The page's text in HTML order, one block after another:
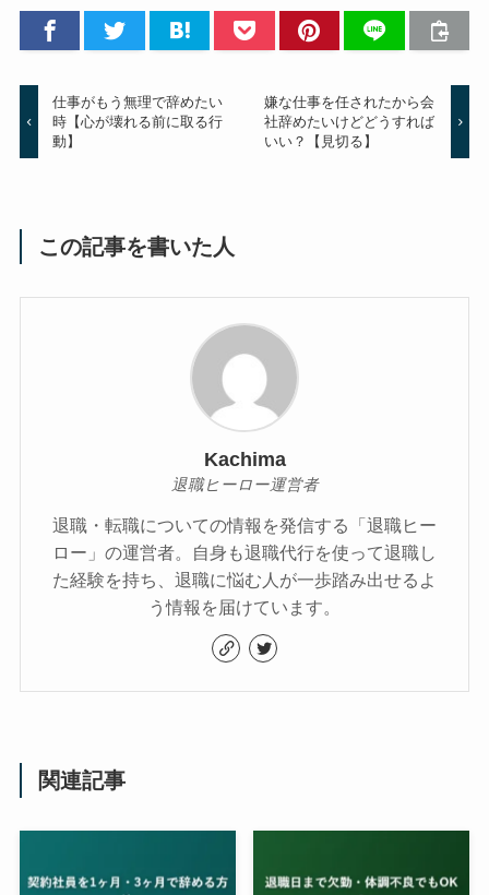
仕事がもう無理で辞めたい
時【心が壊れる前に取る行
動】
嫌な仕事を任されたから会
社辞めたいけどどうすれば
いい？【見切る】
この記事を書いた人
Kachima
退職ヒーロー運営者
退職・転職についての情報を発信する「退職ヒー
ロー」の運営者。自身も退職代行を使って退職し
た経験を持ち、退職に悩む人が一歩踏み出せるよ
う情報を届けています。
関連記事